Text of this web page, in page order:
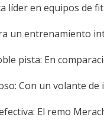
líder en equipos de
un entrenamiento
pista: En
Con un volante
El remo